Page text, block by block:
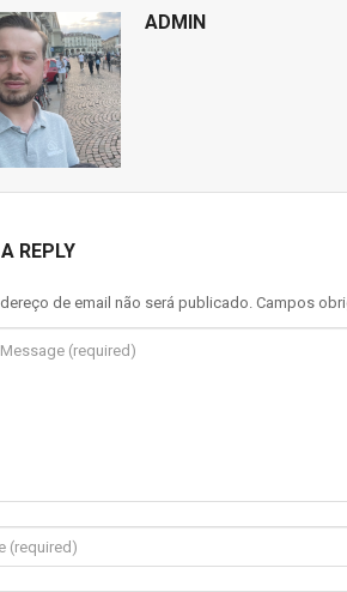
ADMIN
REPLY
de email não será publicado. Campos